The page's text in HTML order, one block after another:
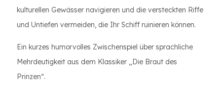
kulturellen Gewässer navigieren und die versteckten Riffe
und Untiefen vermeiden, die Ihr Schiff ruinieren können.
Ein kurzes humorvolles Zwischenspiel über sprachliche
Mehrdeutigkeit aus dem Klassiker „Die Braut des
Prinzen“.